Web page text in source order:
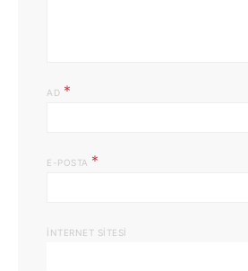
AD *
E-POSTA *
İNTERNET SITESI